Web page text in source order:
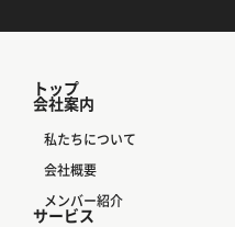
トップ
会社案内
私たちについて
会社概要
メンバー紹介
サービス